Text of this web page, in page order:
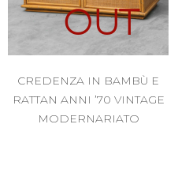
OUT
CREDENZA IN BAMBÙ E
RATTAN ANNI ’70 VINTAGE
MODERNARIATO